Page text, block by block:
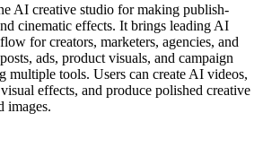
AI creative studio for making publish-
cinematic effects. It brings leading AI
for creators, marketers, agencies, and
ads, product visuals, and campaign
multiple tools. Users can create AI videos,
effects, and produce polished creative
images.